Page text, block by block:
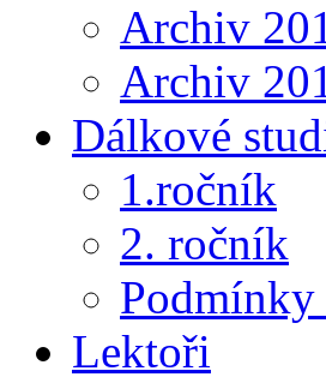
Archiv
Archiv
Dálkové
1.ročník
2. ročník
Podmínky
Lektoři